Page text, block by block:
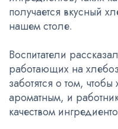
получается вкусный
нашем столе.
Воспитатели
работающих на
заботятся о том,
ароматным, и
качеством